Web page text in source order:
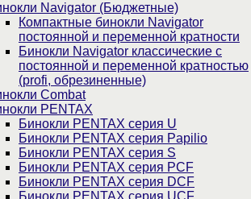
Navigator (Бюджетные)
Компактные бинокли Navigator
постоянной и переменной кратности
Бинокли Navigator классические с
постоянной и переменной кратностью
(profi, обрезиненные)
Combat
PENTAX
Бинокли PENTAX серия U
Бинокли PENTAX серия Papilio
Бинокли PENTAX серия S
Бинокли PENTAX серия PCF
Бинокли PENTAX серия DCF